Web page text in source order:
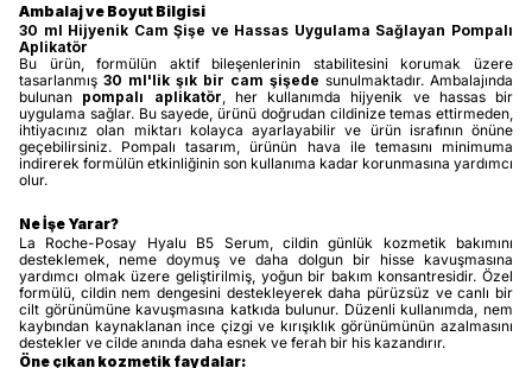
Ambalaj ve Boyut Bilgisi
30 ml Hijyenik Cam Şişe ve Hassas Uygulama Sağlayan Pompalı
Aplikatör
Bu ürün, formülün aktif bileşenlerinin stabilitesini korumak üzere
tasarlanmış 30 ml'lik şık bir cam şişede sunulmaktadır. Ambalajında
bulunan pompalı aplikatör , her kullanımda hijyenik ve hassas bir
uygulama sağlar. Bu sayede, ürünü doğrudan cildinize temas ettirmeden,
ihtiyacınız olan miktarı kolayca ayarlayabilir ve ürün israfının önüne
geçebilirsiniz. Pompalı tasarım, ürünün hava ile temasını minimuma
indirerek formülün etkinliğinin son kullanıma kadar korunmasına yardımcı
olur.
Ne İşe Yarar?
La Roche-Posay Hyalu B5 Serum, cildin günlük kozmetik bakımını
desteklemek, neme doymuş ve daha dolgun bir hisse kavuşmasına
yardımcı olmak üzere geliştirilmiş, yoğun bir bakım konsantresidir. Özel
formülü, cildin nem dengesini destekleyerek daha pürüzsüz ve canlı bir
cilt görünümüne kavuşmasına katkıda bulunur. Düzenli kullanımda, nem
kaybından kaynaklanan ince çizgi ve kırışıklık görünümünün azalmasını
destekler ve cilde anında daha esnek ve ferah bir his kazandırır.
Öne çıkan kozmetik faydalar: